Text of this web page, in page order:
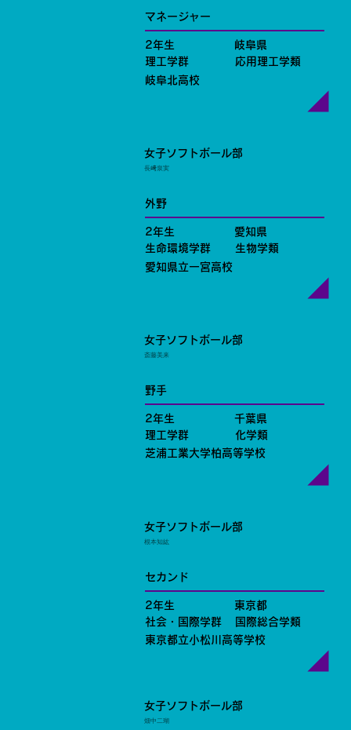
マネージャー
2年生
岐阜県
理工学群
応用理工学類
岐阜北高校
女子ソフトボール部
長﨑泉実
外野
2年生
愛知県
生命環境学群
生物学類
愛知県立一宮高校
女子ソフトボール部
斎藤美来
野手
2年生
千葉県
理工学群
化学類
芝浦工業大学柏高等学校
女子ソフトボール部
根本知紘
セカンド
2年生
東京都
社会・国際学群
国際総合学類
東京都立小松川高等学校
女子ソフトボール部
畑中二瑚